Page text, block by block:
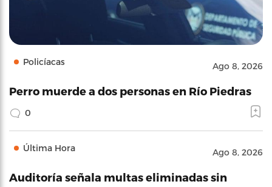
Policíacas Ago 8, 2026
Perro muerde a dos personas en Río Piedras
0
Última Hora Ago 8, 2026
Auditoría señala multas eliminadas sin